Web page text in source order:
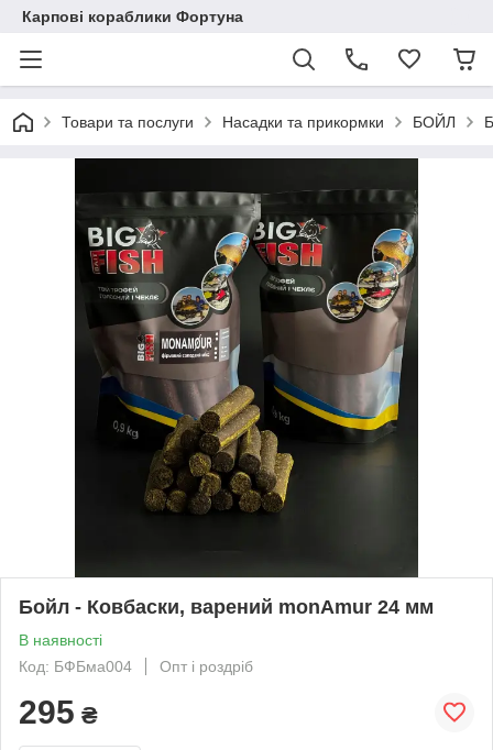
Карпові кораблики Фортуна
Товари та послуги Насадки та прикормки БОЙЛ
Бойл - Ковбаски, варений monAmur 24 мм
В наявності
Код: БФБма004
Опт і роздріб
295 ₴